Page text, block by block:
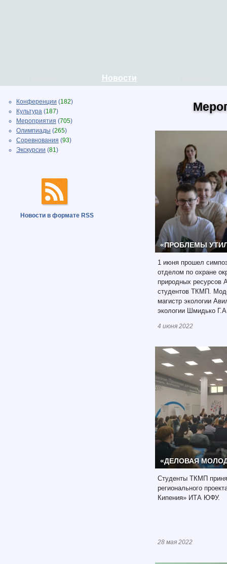
Новости
Конференции (182)
Культура (187)
Мероприятия (705)
Олимпиады (265)
Соревнования (93)
Экскурсии (81)
Новости в формате RSS
«ПРОБЛЕМЫ
1 июня прошел
отделом по охране
природных ресурсов
студентов ТКМП.
магистр экологии
экологии Шмидько
4 июня 2022
«ДЕЛОВАЯ
Студенты ТКМП
регионального
Кипения» ИТА ЮФУ.
28 мая 2022